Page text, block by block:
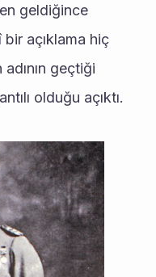
geldiğince
bir açıklama hiç
geçtiği
olduğu açıktı.